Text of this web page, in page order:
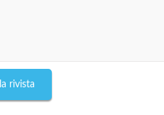
rivista